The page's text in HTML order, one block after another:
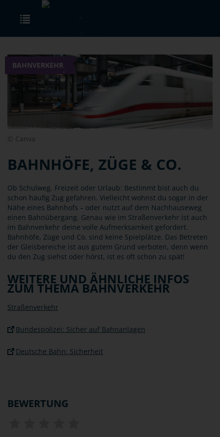
Skip to main content
BAHNVERKEHR
© Canva
BAHNHÖFE, ZÜGE & CO.
Ob Schulweg, Freizeit oder Urlaub: Bestimmt bist auch du
schon häufig Zug gefahren. Vielleicht wohnst du sogar in der
Nähe eines Bahnhofs – oder nutzt auf dem Nachhauseweg
einen Bahnübergang. Genau wie im Straßenverkehr ist auch
im Bahnverkehr deine volle Aufmerksamkeit gefordert.
Bahnhöfe, Züge und Co. sind keine Spielplätze. Das Betreten
der Gleisbereiche ist aus gutem Grund verboten, denn wenn
du den Zug siehst oder hörst, ist es oft schon zu spät!
WEITERE UND ÄHNLICHE INFOS
ZUM THEMA BAHNVERKEHR
Straßenverkehr
Bundespolizei: Sicher auf Bahnanlagen
Deutsche Bahn: Sicherheit
BEWERTUNG